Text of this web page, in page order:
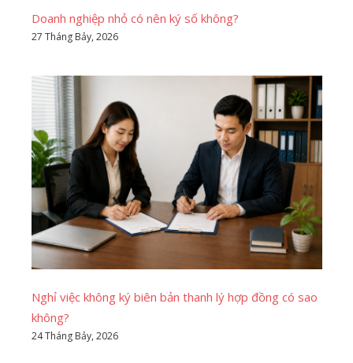
Doanh nghiệp nhỏ có nên ký số không?
27 Tháng Bảy, 2026
Nghỉ việc không ký biên bản thanh lý hợp đồng có sao
không?
24 Tháng Bảy, 2026